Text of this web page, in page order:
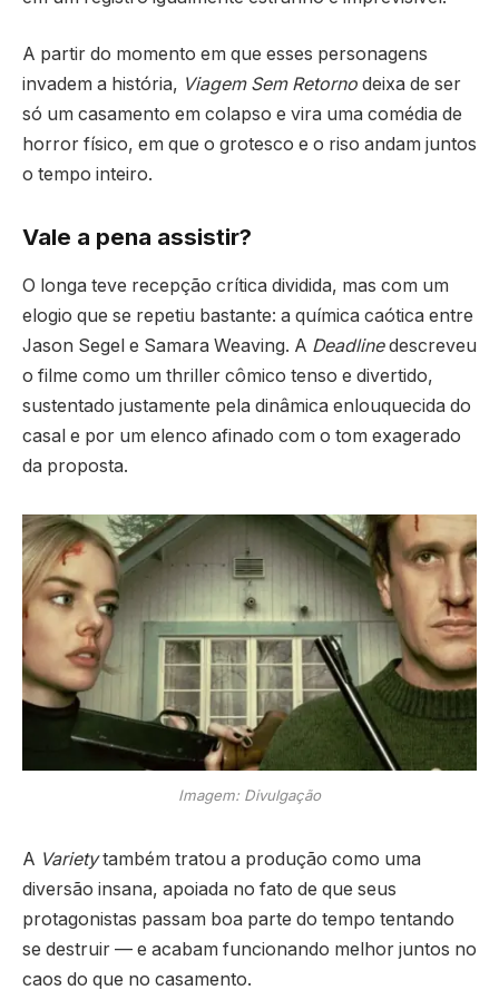
A partir do momento em que esses personagens
invadem a história, Viagem Sem Retorno deixa de ser
só um casamento em colapso e vira uma comédia de
horror físico, em que o grotesco e o riso andam juntos
o tempo inteiro.
Vale a pena assistir?
O longa teve recepção crítica dividida, mas com um
elogio que se repetiu bastante: a química caótica entre
Jason Segel e Samara Weaving. A Deadlinedescreveu
o filme como um thriller cômico tenso e divertido,
sustentado justamente pela dinâmica enlouquecida do
casal e por um elenco afinado com o tom exagerado
da proposta.
Imagem: Divulgação
A Varietytambém tratou a produção como uma
diversão insana, apoiada no fato de que seus
protagonistas passam boa parte do tempo tentando
se destruir — e acabam funcionando melhor juntos no
caos do que no casamento.